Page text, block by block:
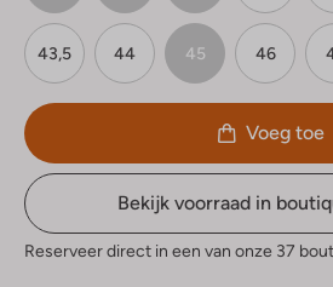
43,5 44 45 46
Voeg toe
Bekijk voorraad in
Reserveer direct in een van onze 37